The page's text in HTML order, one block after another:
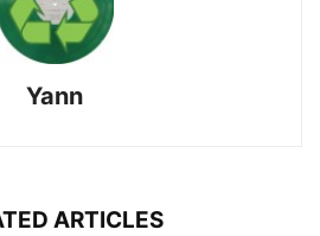
Yann
ARTICLES